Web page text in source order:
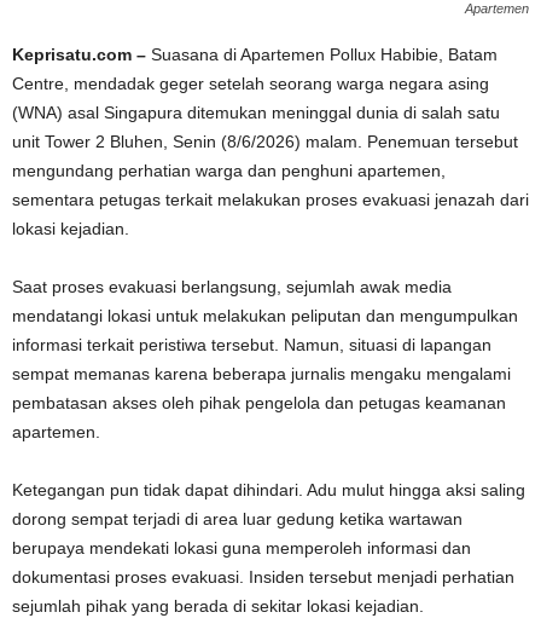
Apartemen
Keprisatu.com – Suasana di Apartemen Pollux Habibie, Batam
Centre, mendadak geger setelah seorang warga negara asing
(WNA) asal Singapura ditemukan meninggal dunia di salah satu
unit Tower 2 Bluhen, Senin (8/6/2026) malam. Penemuan tersebut
mengundang perhatian warga dan penghuni apartemen,
sementara petugas terkait melakukan proses evakuasi jenazah dari
lokasi kejadian.
Saat proses evakuasi berlangsung, sejumlah awak media
mendatangi lokasi untuk melakukan peliputan dan mengumpulkan
informasi terkait peristiwa tersebut. Namun, situasi di lapangan
sempat memanas karena beberapa jurnalis mengaku mengalami
pembatasan akses oleh pihak pengelola dan petugas keamanan
apartemen.
Ketegangan pun tidak dapat dihindari. Adu mulut hingga aksi saling
dorong sempat terjadi di area luar gedung ketika wartawan
berupaya mendekati lokasi guna memperoleh informasi dan
dokumentasi proses evakuasi. Insiden tersebut menjadi perhatian
sejumlah pihak yang berada di sekitar lokasi kejadian.